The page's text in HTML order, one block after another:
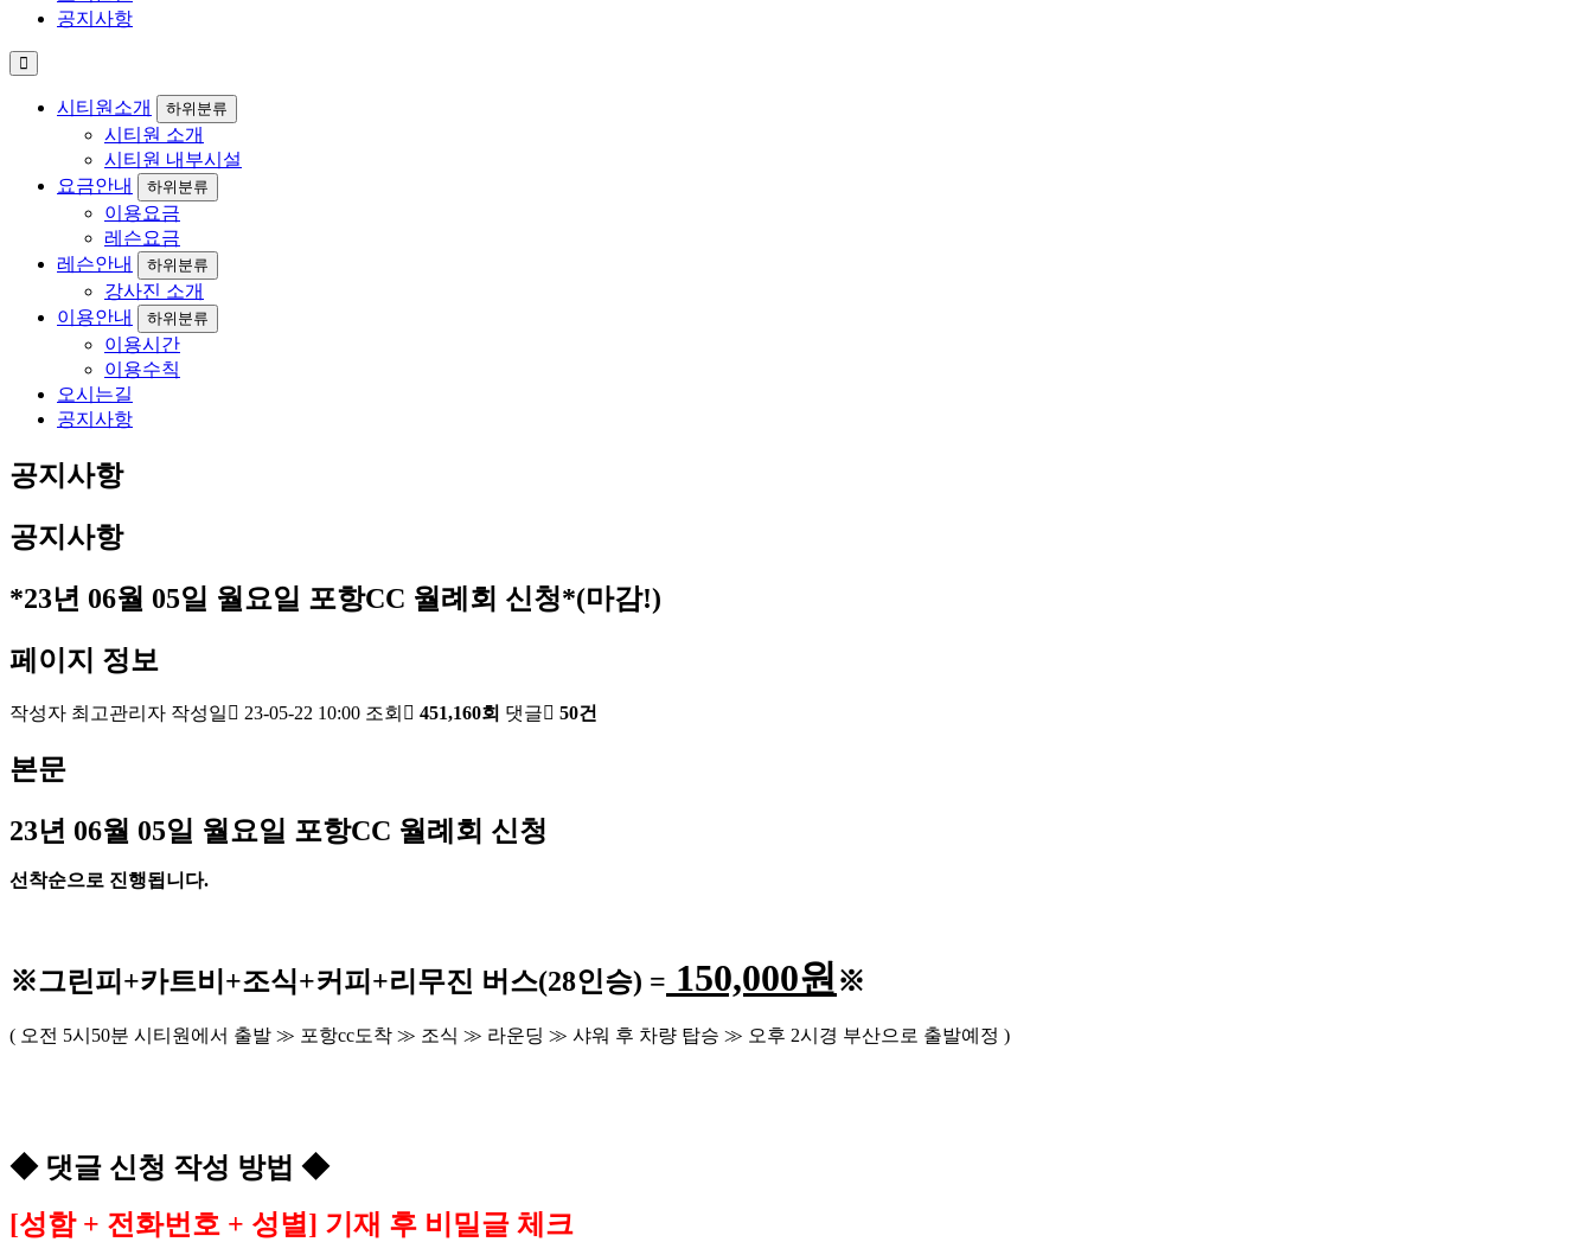
공지사항
시티원소개 하위분류
시티원 소개
시티원 내부시설
요금안내
하위분류
이용요금
레슨요금
레슨안내
하위분류
강사진 소개
이용안내
하위분류
이용시간
이용수칙
오시는길
공지사항
공지사항
공지사항
*23년 06월 05일 월요일 포항CC 월례회 신청*(마감!)
페이지 정보
작성자 최고관리자 작성일 23-05-22 10:00 조회 451,160회 댓글 50건
본문
23년 06월 05일 월요일 포항CC 월례회 신청
선착순으로 진행됩니다.
※그린피 +카트비 +조식+커피+리무진 버스(28인승) = 150,000원 ※
( 오전 5시 50분 시티원에서 출발 ≫ 포항cc도착 ≫ 조식 ≫ 라운딩 ≫ 샤워 후 차량 탑승 ≫ 오후 2시경 부산으로 출발예정 )
◆ 댓글 신청 작성 방법 ◆
[성함 + 전화번호 + 성별] 기재 후 비밀글 체크